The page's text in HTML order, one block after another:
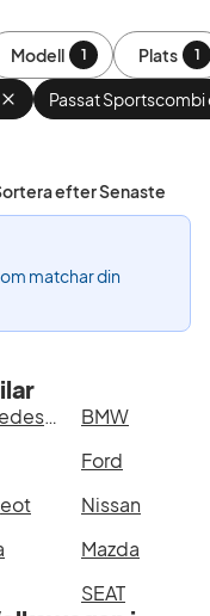
Modell 1 Plats 1
Ta
bort
Volkswagen
Passat Sportscombi
efterSenaste
matchar din
Mercedes-Benz
BMW
Ford
Nissan
Mazda
SEAT